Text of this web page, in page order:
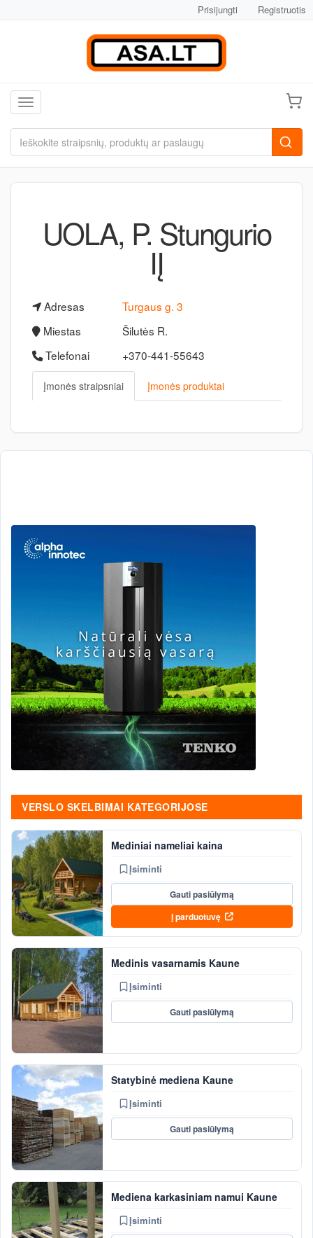
Prisijungti Registruotis
Toggle navigation
UOLA, P. Stungurio
IĮ
Adresas
Turgaus g. 3
Miestas
Šilutės R.
Telefonai
+370-441-55643
Įmonės straipsniai Įmonės produktai
VERSLO SKELBIMAI KATEGORIJOSE
Mediniai nameliai kaina
Įsiminti
Gauti pasiūlymą
Į parduotuvę
Medinis vasarnamis Kaune
Įsiminti
Gauti pasiūlymą
Statybinė mediena Kaune
Įsiminti
Gauti pasiūlymą
Mediena karkasiniam namui Kaune
Įsiminti